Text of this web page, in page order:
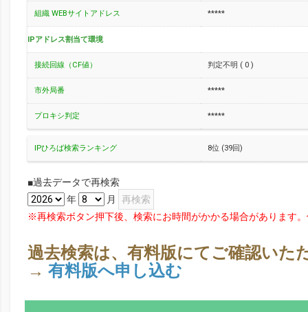
組織 WEBサイトアドレス *****
IPアドレス割当て環境
接続回線（CF値） 判定不明 ( 0 )
市外局番 *****
プロキシ判定 *****
IPひろば検索ランキング 8位 (39回)
■過去データで再検索
年
月
※再検索ボタン押下後、検索にお時間がかかる場合があります
過去検索は、有料版にてご確認いた
→ 有料版へ申し込む